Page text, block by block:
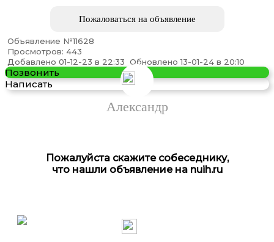
Куплю сварочные электроды НИАТ-5
Пожаловаться на объявление
Объявление №11628
Просмотров: 443
Добавлено 01-12-23 в 22:33 Обновлено 13-01-24 в 20:10
Позвонить
Написать
Александр
Пожалуйста скажите собеседнику,
что нашли объявление на nuih.ru